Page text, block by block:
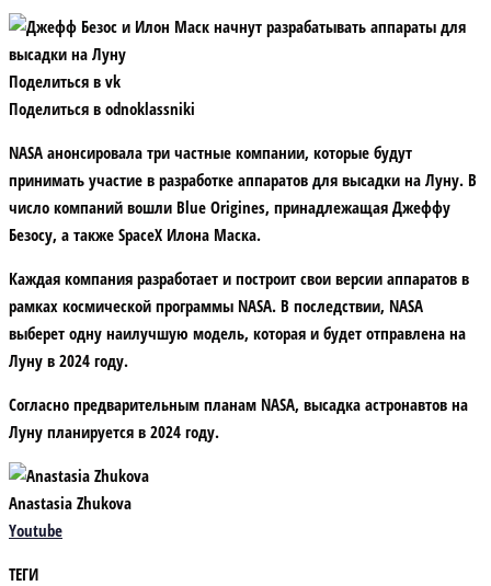
Поделиться в vk
Поделиться в odnoklassniki
NASA анонсировала три частные компании, которые будут
принимать участие в разработке аппаратов для высадки на Луну. В
число компаний вошли Blue Origines, принадлежащая Джеффу
Безосу, а также SpaceX Илона Маска.
Каждая компания разработает и построит свои версии аппаратов в
рамках космической программы NASA. В последствии, NASA
выберет одну наилучшую модель, которая и будет отправлена на
Луну в 2024 году.
Согласно предварительным планам NASA, высадка астронавтов на
Луну планируется в 2024 году.
Anastasia Zhukova
Youtube
ТЕГИ